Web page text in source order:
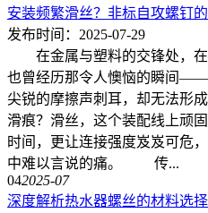
安装频繁滑丝？非标自攻螺钉
发布时间：2025-07-29
在金属与塑料的交锋处，在
也曾经历那令人懊恼的瞬间——
尖锐的摩擦声刺耳，却无法形
滑痕？滑丝，这个装配线上顽
时间，更让连接强度岌岌可危
中难以言说的痛。 传...
042025-07
深度解析热水器螺丝的材料选